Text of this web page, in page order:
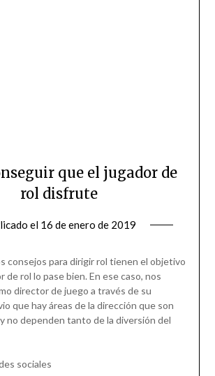
que el jugador de
rol disfrute
el 16 de enero de 2019
consejos para dirigir rol tienen el objetivo
de rol lo pase bien. En ese caso, nos
director de juego a través de su
que hay áreas de la dirección que son
no dependen tanto de la diversión del
sociales